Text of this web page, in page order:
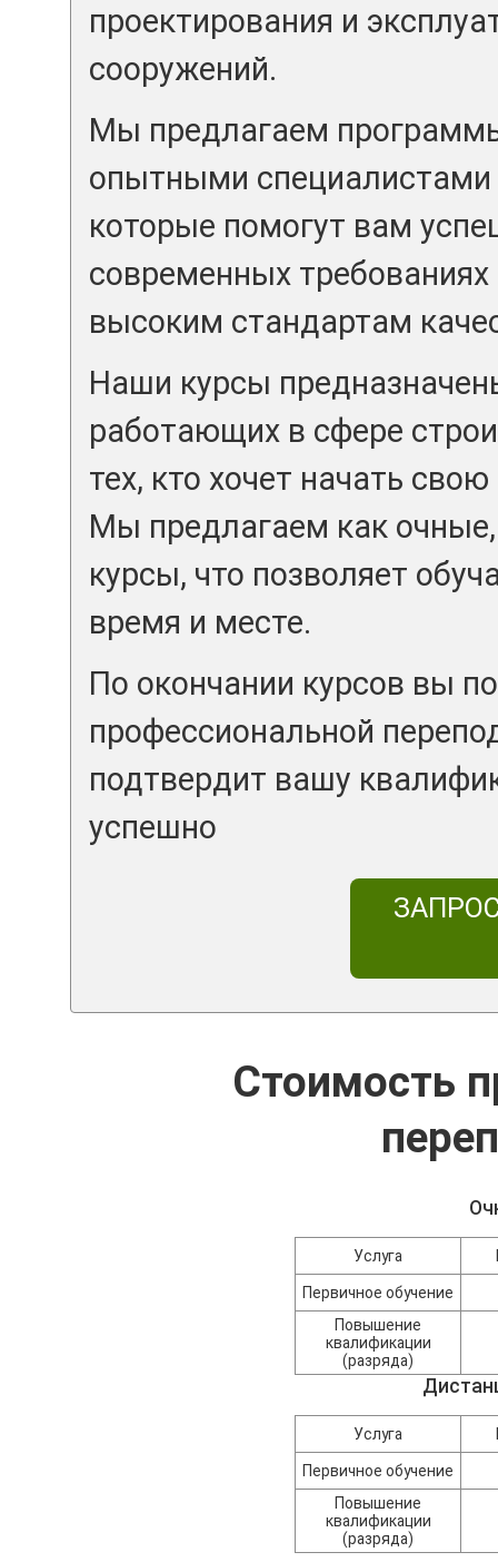
проектирования и
сооружений.
Мы предлагаем
опытными специалистами
которые помогут вам
современных
высоким стандартам
Наши курсы
работающих в сфере
тех, кто хочет начать
Мы предлагаем как
курсы, что позволяет
время и месте.
По окончании курсов вы
профессиональной
подтвердит вашу
успешно
Стоимость
Услуга
Первичное обучение
Повышение
квалификации
(разряда)
Услуга
Первичное обучение
Повышение
квалификации
(разряда)